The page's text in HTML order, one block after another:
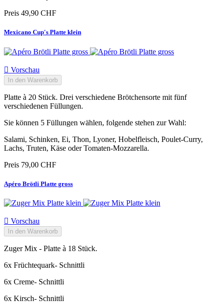
Preis 49,90 CHF
Mexicano Cup's Platte klein
 Vorschau
In den Warenkorb
Platte à 20 Stück. Drei verschiedene Brötchensorte mit fünf
verschiedenen Füllungen.
Sie können 5 Füllungen wählen, folgende stehen zur Wahl:
Salami, Schinken, Ei, Thon, Lyoner, Hobelfleisch, Poulet-Curry,
Lachs, Truten, Käse oder Tomaten-Mozzarella.
Preis 79,00 CHF
Apéro Brötli Platte gross
 Vorschau
In den Warenkorb
Zuger Mix - Platte à 18 Stück.
6x Früchtequark- Schnittli
6x Creme- Schnittli
6x Kirsch- Schnittli